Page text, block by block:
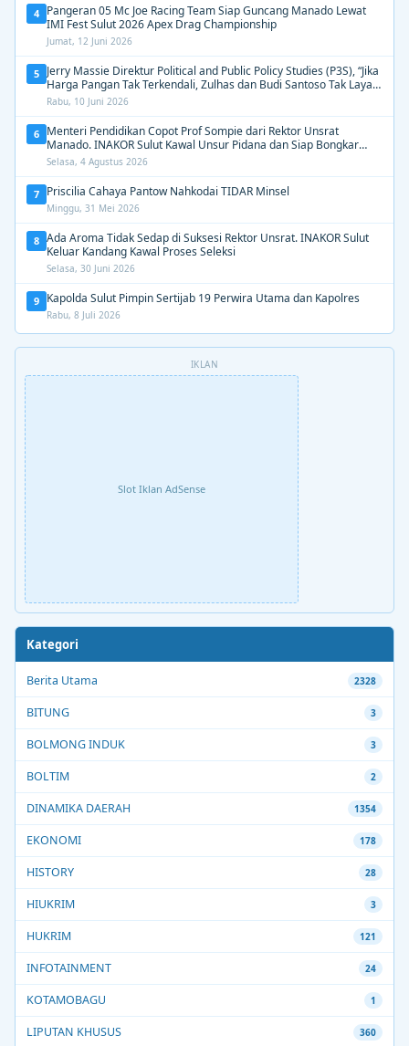
4 Pangeran 05 Mc Joe Racing Team Siap Guncang Manado Lewat
IMI Fest Sulut 2026 Apex Drag Championship
Jumat, 12 Juni 2026
5 Jerry Massie Direktur Political and Public Policy Studies (P3S), “Jika
Harga Pangan Tak Terkendali, Zulhas dan Budi Santoso Tak Layak
Dipertahankan”
Rabu, 10 Juni 2026
6 Menteri Pendidikan Copot Prof Sompie dari Rektor Unsrat
Manado. INAKOR Sulut Kawal Unsur Pidana dan Siap Bongkar
Aroma Busuk di Suksesi Rektor
Selasa, 4 Agustus 2026
7 Priscilia Cahaya Pantow Nahkodai TIDAR Minsel
Minggu, 31 Mei 2026
8 Ada Aroma Tidak Sedap di Suksesi Rektor Unsrat. INAKOR Sulut
Keluar Kandang Kawal Proses Seleksi
Selasa, 30 Juni 2026
9 Kapolda Sulut Pimpin Sertijab 19 Perwira Utama dan Kapolres
Rabu, 8 Juli 2026
IKLAN
Slot Iklan AdSense
Kategori
Berita Utama 2328
BITUNG 3
BOLMONG INDUK 3
BOLTIM 2
DINAMIKA DAERAH 1354
EKONOMI 178
HISTORY 28
HIUKRIM 3
HUKRIM 121
INFOTAINMENT 24
KOTAMOBAGU 1
LIPUTAN KHUSUS 360